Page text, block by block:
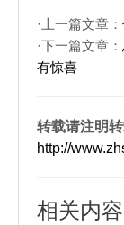
·上一篇文章：
·下一篇文章：
有惊喜
转载请注明转
http://
相关内容